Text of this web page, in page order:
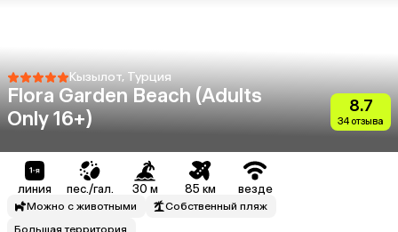
Кызылот, Турция
Flora Garden Beach (Adults
Only 16+)
8.7
34 отзыва
линия пес./гал. 30 м 85 км везде
Можно с животными
Собственный пляж
Большая территория